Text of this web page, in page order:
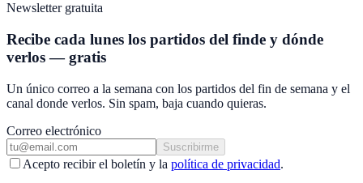
Newsletter gratuita
Recibe cada lunes los partidos del finde y dónde
verlos — gratis
Un único correo a la semana con los partidos del fin de semana y el
canal donde verlos. Sin spam, baja cuando quieras.
Correo electrónico
Suscribirme
Acepto recibir el boletín y la política de privacidad.